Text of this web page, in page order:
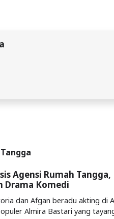
Agensi Rumah
Drama Komedi
dan Afgan beradu akting di
Almira Bastari yang